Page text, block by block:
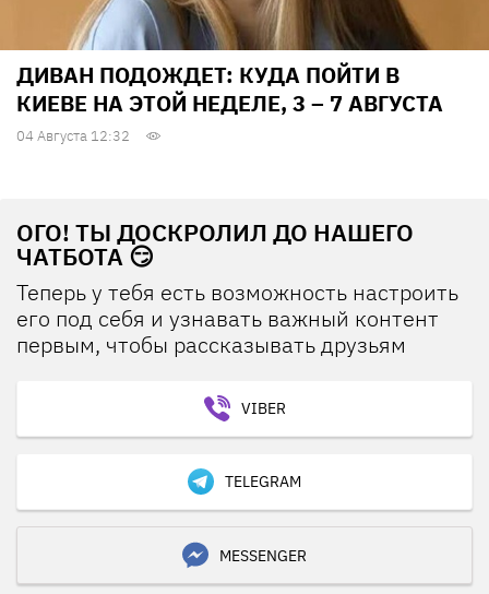
ДИВАН ПОДОЖДЕТ: КУДА ПОЙТИ В
КИЕВЕ НА ЭТОЙ НЕДЕЛЕ, 3 – 7 АВГУСТА
04 Августа 12:32
ОГО! ТЫ ДОСКРОЛИЛ ДО НАШЕГО
ЧАТБОТА 😏
Теперь у тебя есть возможность настроить
его под себя и узнавать важный контент
первым, чтобы рассказывать друзьям
VIBER
TELEGRAM
MESSENGER